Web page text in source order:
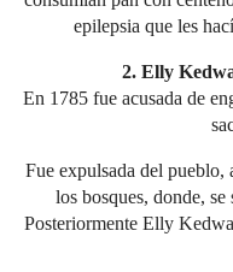
epilepsia que les
2. Elly
En 1785 fue acusada de
Fue expulsada del pueblo,
los bosques, donde,
Posteriormente Elly